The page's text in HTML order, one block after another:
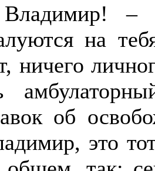
–
на
ничего
об
это